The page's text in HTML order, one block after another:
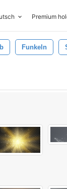
Premium
Funkeln